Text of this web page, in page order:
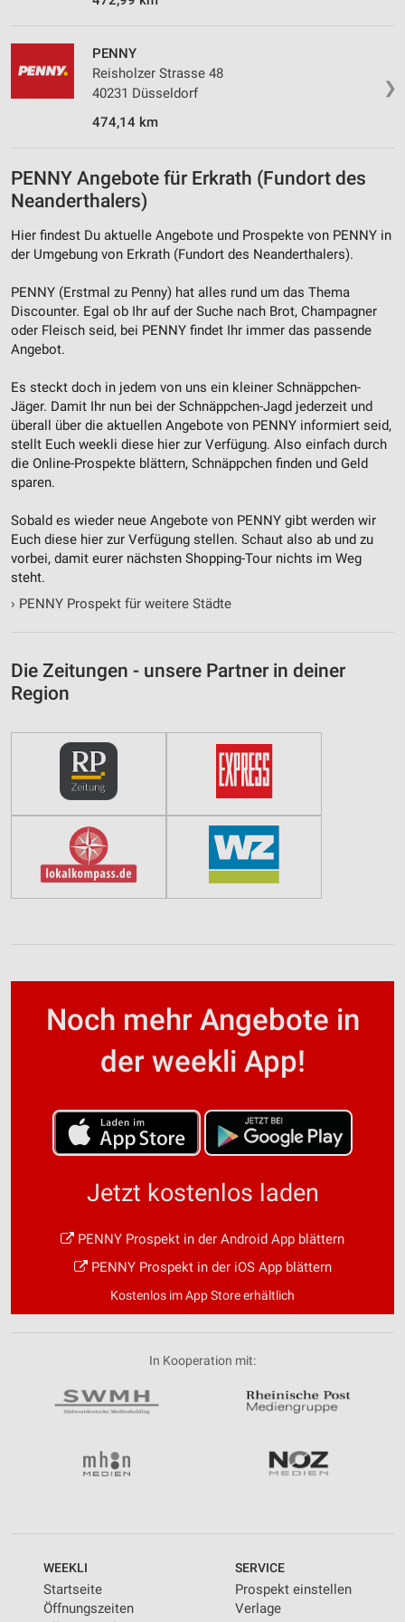
❯
PENNY
Reisholzer Strasse 48
40231 Düsseldorf
474,14 km
PENNY Angebote für Erkrath (Fundort des
Neanderthalers)
Hier findest Du aktuelle Angebote und Prospekte von PENNY in
der Umgebung von Erkrath (Fundort des Neanderthalers).
PENNY (Erstmal zu Penny) hat alles rund um das Thema
Discounter. Egal ob Ihr auf der Suche nach Brot, Champagner
oder Fleisch seid, bei PENNY findet Ihr immer das passende
Angebot.
Es steckt doch in jedem von uns ein kleiner Schnäppchen-
Jäger. Damit Ihr nun bei der Schnäppchen-Jagd jederzeit und
überall über die aktuellen Angebote von PENNY informiert seid,
stellt Euch weekli diese hier zur Verfügung. Also einfach durch
die Online-Prospekte blättern, Schnäppchen finden und Geld
sparen.
Sobald es wieder neue Angebote von PENNY gibt werden wir
Euch diese hier zur Verfügung stellen. Schaut also ab und zu
vorbei, damit eurer nächsten Shopping-Tour nichts im Weg
steht.
› PENNY Prospekt für weitere Städte
Die Zeitungen - unsere Partner in deiner
Region
Noch mehr Angebote in
der weekli App!
Jetzt kostenlos laden
PENNY Prospekt in der Android App blättern
PENNY Prospekt in der iOS App blättern
Kostenlos im App Store erhältlich
In Kooperation mit:
WEEKLI
Startseite
Öffnungszeiten
SERVICE
Prospekt einstellen
Verlage
Performance
Funktional